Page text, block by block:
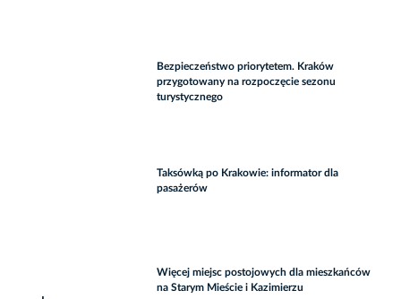
Bezpieczeństwo priorytetem. Kraków
przygotowany na rozpoczęcie sezonu
turystycznego
Taksówką po Krakowie: informator dla
pasażerów
Więcej miejsc postojowych dla mieszkańców
na Starym Mieście i Kazimierzu